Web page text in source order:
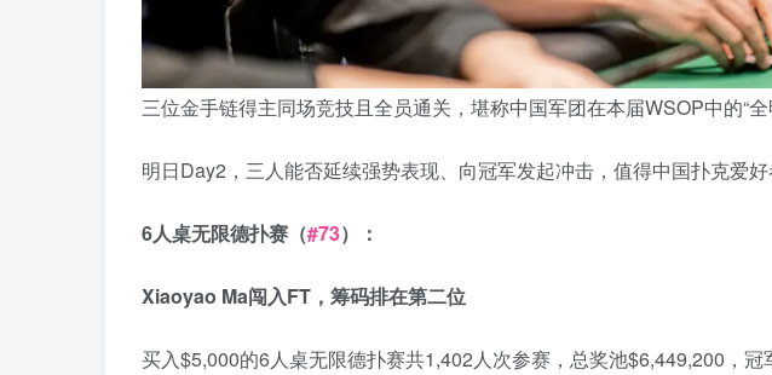
三位金手链得主同场竞技且全员通关，堪称中国军团在本届WSOP中的“全
明日Day2，三人能否延续强势表现、向冠军发起冲击，值得中国扑克爱好
6人桌无限德扑赛（#73）：
Xiaoyao Ma闯入FT ，筹码排在第二位
买入$5,000的6人桌无限德扑赛共1,402人次参赛，总奖池$6,449,200，冠